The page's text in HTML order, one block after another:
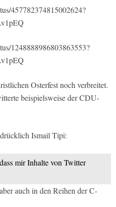
457782374815002624?
1248888986803863553?
Osterfest noch verbreitet.
beispielsweise der CDU-
Ismail Tipi:
mir Inhalte von Twitter
auch in den Reihen der C-